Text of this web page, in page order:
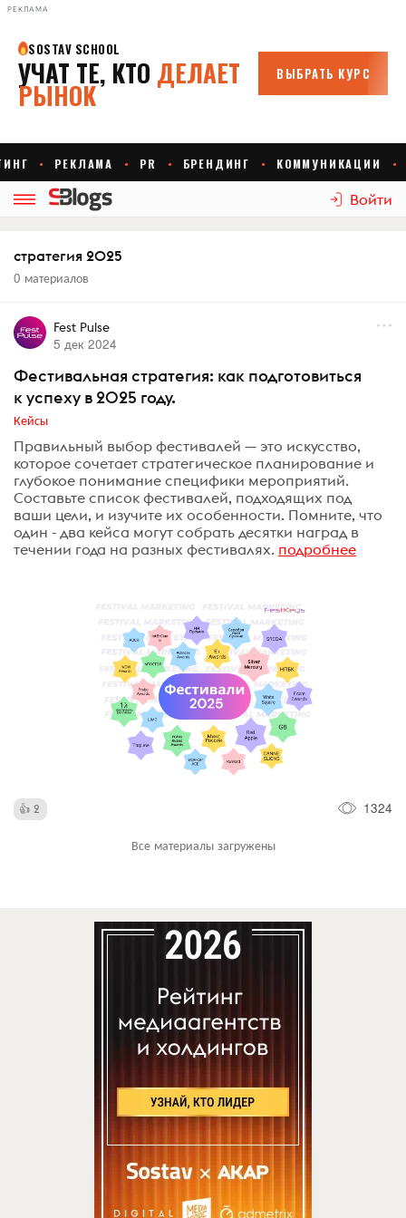
РЕКЛАМА
Войти
стратегия 2025
0 материалов
Fest Pulse
5 дек 2024
Фестивальная стратегия: как подготовиться
к успеху в 2025 году.
Кейсы
Правильный выбор фестивалей — это искусство,
которое сочетает стратегическое планирование и
глубокое понимание специфики мероприятий.
Составьте список фестивалей, подходящих под
ваши цели, и изучите их особенности. Помните, что
один - два кейса могут собрать десятки наград в
течении года на разных фестивалях. подробнее
2 1324
Все материалы загружены